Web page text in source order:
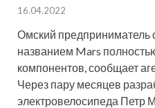
16.04.2022
Омский предприниматель
названием Mars
компонентов, сообщает
Через пару месяцев
электровелосипеда Петр